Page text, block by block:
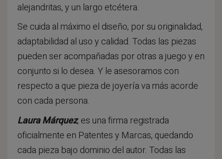
alejandritas, y un largo etcétera.
Se cuida al máximo el diseño, por su originalidad,
adaptabilidad al uso y calidad. Todas las piezas
pueden ser acompañadas por otras a juego y en
conjunto si lo desea. Y le asesoramos con
respecto a que pieza de joyería va más acorde
con cada persona.
Laura Márquez, es una firma registrada
oficialmente en Patentes y Marcas, quedando
cada pieza bajo dominio del autor. Todas las